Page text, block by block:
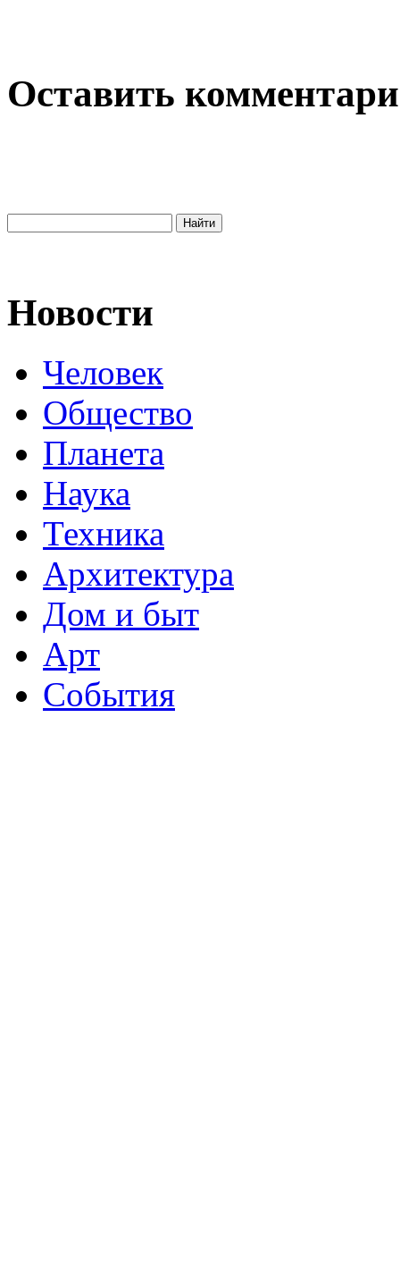
Оставить
Новости
Человек
Общество
Планета
Наука
Техника
Архитектура
Дом и быт
Арт
События